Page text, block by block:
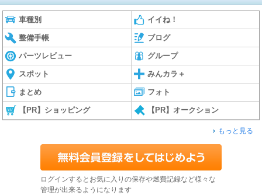
車種別 イイね！
整備手帳 ブログ
パーツレビュー グループ
スポット みんカラ＋
まとめ フォト
【PR】ショッピング 【PR】オークション
もっと見る
ログインするとお気に入りの保存や燃費記録など様々な
管理が出来るようになります